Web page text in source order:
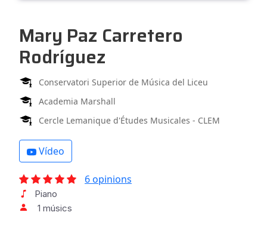
Mary Paz Carretero
Rodríguez
Conservatori Superior de Música del Liceu
Academia Marshall
Cercle Lemanique d'Études Musicales - CLEM
Vídeo
6 opinions
Piano
1 músics